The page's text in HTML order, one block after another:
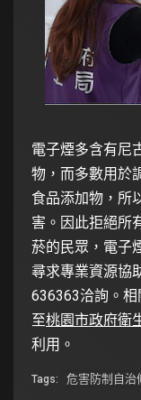
電子煙多含有尼
物，而多數用於
食品添加物，所
害。因此拒絕所
菸的民眾，電子
尋求專業資源協
636363洽詢。
至桃園市政府衛
利用。
Tags: 危害防制自治